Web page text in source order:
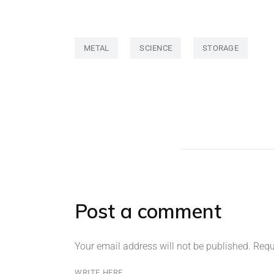
METAL SCIENCE STORAGE
Post a comment
Your email address will not be published.